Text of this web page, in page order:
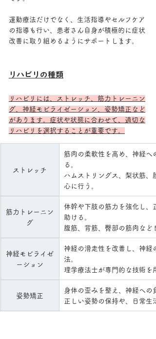
運動療法だけでなく、生活指導やセルフケア
の指導も行い、患者さん自身が積極的に症状
改善に取り組めるようにサポートします。
リハビリの種類
リハビリには、ストレッチ、筋力トレーニン
グ、神経モビライゼーション、姿勢矯正など
があります。症状や状態に合わせて、適切な
リハビリを選択することが重要です。
ストレッチ
筋肉の柔軟性を高め、神経へ
る。
ハムストリングス、梨状筋、
心に行う。
筋力トレーニン
グ
体幹や下肢の筋力を強化し、
助ける。
腹筋、背筋、臀部の筋肉など
神経モビライゼ
ーション
神経の滑走性を改善し、神経
法。
理学療法士が専門的な技術を
姿勢矯正
身体の歪みを整え、神経への
正しい姿勢の保持や、日常生